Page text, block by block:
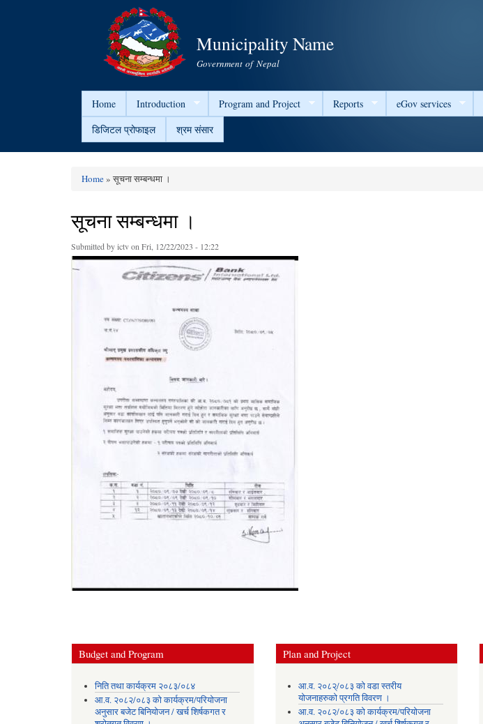
Municipality Name
Government of Nepal
Home Introduction Program and Project Reports eGov services
डिजिटल प्रोफाइल
श्रम संसार
You are here
Home» सूचना सम्बन्धमा ।
सूचना सम्बन्धमा ।
Submitted byictvon Fri, 12/22/2023 - 12:22
Budget and Program
निति तथा कार्यक्रम २०८३/०८४
आ.व. २०८२/०८३ को कार्यक्रम/परियोजना
अनुसार बजेट बिनियोजन / खर्च शिर्षकगत र
Plan and Project
आ.व. २०८२्/०८३ को वडा स्तरीय
योजनाहरुको प्रगति विवरण ।
आ.व. २०८२/०८३ को कार्यक्रम/परियोजना